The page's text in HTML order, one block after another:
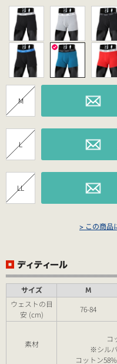
M
L
LL
> この商品
サイズ M
ウェストの目
安 (cm)
76-84
素材
コ
※シル
コットン